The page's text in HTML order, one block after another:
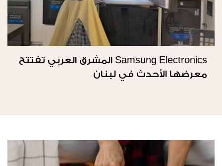
Samsung Electronics المشرق العربي تفتتح
معرضها الأحدث في لبنان